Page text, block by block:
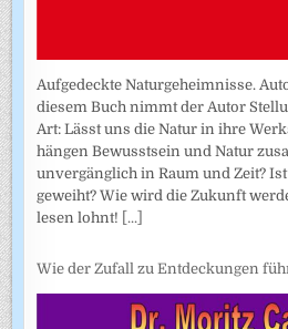
Aufgedeckte Naturgeheimnisse.
diesem Buch nimmt der Autor
Art: Lässt uns die Natur in ihre
hängen Bewusstsein und Natur
unvergänglich in Raum und Zeit?
geweiht? Wie wird die Zukunft
lesen lohnt! [...]
Wie der Zufall zu Entdeckungen